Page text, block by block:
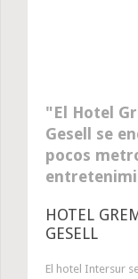
El Hotel
Gesell se
pocos
HOTEL
GESELL
El hotel Intersur